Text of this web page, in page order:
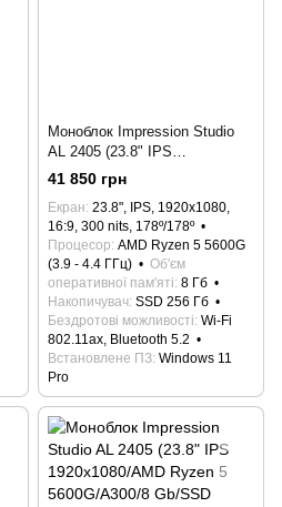
Моноблок Impression Studio
AL 2405 (23.8" IPS
1920x1080/AMD Ryzen 5
5600G/A300/8 Gb/SSD
256Gb/Win 11 Pro)
41 850 грн
Екран 23.8", IPS, 1920x1080,
16:9, 300 nits, 178º/178º
Процесор AMD Ryzen 5 5600G
(3.9 - 4.4 ГГц)
Об'єм
оперативної пам'яті 8 Гб
Накопичувач SSD 256 Гб
Бездротові можливості Wi-Fi
802.11ax, Bluetooth 5.2
Встановлене ПЗ Windows 11
Pro